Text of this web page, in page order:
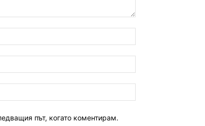
път, когато коментирам.